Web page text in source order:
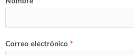
Correo electrónico *